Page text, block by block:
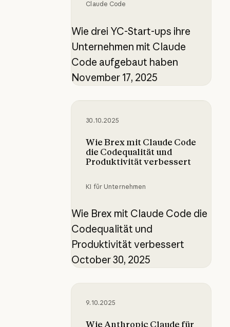
Claude Code
Wie drei YC-Start-ups ihre
Unternehmen mit Claude
Code aufgebaut haben
November 17, 2025
30.10.2025
Wie Brex mit Claude Code
die Codequalität und
Produktivität verbessert
KI für Unternehmen
Wie Brex mit Claude Code die
Codequalität und
Produktivität verbessert
October 30, 2025
Wie Brex mit Claude Code die
9.10.2025
Wie Anthropic Claude für
Wie Anthropic Claude für